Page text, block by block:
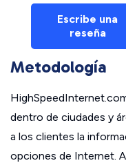
Escribe una
reseña
Metodología
dentro de ciudades y
a los clientes la
opciones de Internet.